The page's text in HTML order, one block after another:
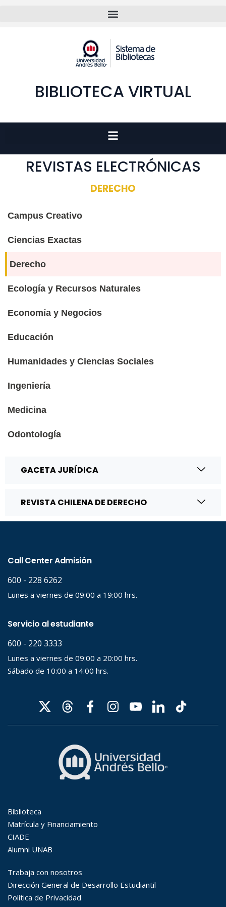
BIBLIOTECA VIRTUAL
REVISTAS ELECTRÓNICAS
DERECHO
Campus Creativo
Ciencias Exactas
Derecho
Ecología y Recursos Naturales
Economía y Negocios
Educación
Humanidades y Ciencias Sociales
Ingeniería
Medicina
Odontología
GACETA JURÍDICA
REVISTA CHILENA DE DERECHO